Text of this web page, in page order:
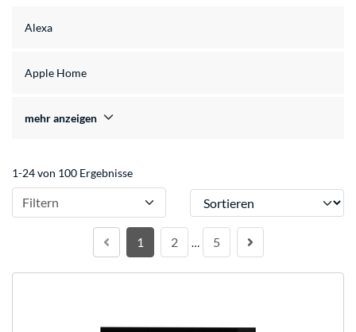
Alexa
Apple Home
mehr anzeigen
1-24 von 100 Ergebnisse
Filtern Sortieren
1 2 … 5